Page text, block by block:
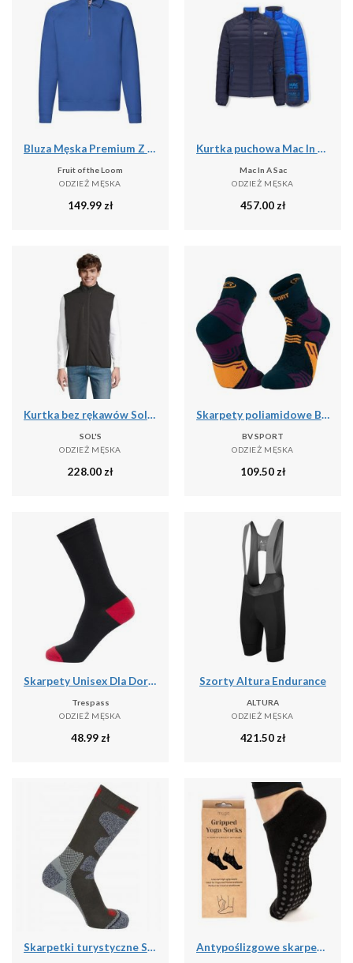
Bluza Męska Premium Z Zamkiem Błyskawicznym
Fruit of the Loom
ODZIEŻ MĘSKA
149.99zł
Kurtka puchowa Mac In A Sac
Mac In A Sac
ODZIEŻ MĘSKA
457.00zł
Kurtka bez rękawów Sol's Falcon Bw
SOL'S
ODZIEŻ MĘSKA
228.00zł
Skarpety poliamidowe BV Sport GR Mid
BV SPORT
ODZIEŻ MĘSKA
109.50zł
Skarpety Unisex Dla Dorosłych Solace (zestaw 5 Sztuk)
Trespass
ODZIEŻ MĘSKA
48.99zł
Szorty Altura Endurance
ALTURA
ODZIEŻ MĘSKA
421.50zł
Skarpetki turystyczne Salomon Exit Outdoor Antypoślizgowe skarpetki do jogi myga Grip Socks - XL